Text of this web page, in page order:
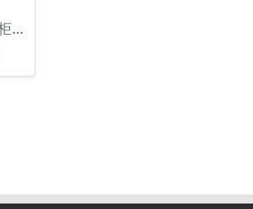
艾亚特 AP系列 电池柜 AP2-AP40 钢架结构 防漏液托盘